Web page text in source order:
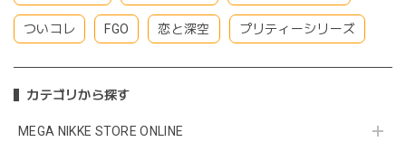
ついコレ FGO 恋と深空 プリティーシリーズ
カテゴリから探す
MEGA NIKKE STORE ONLINE